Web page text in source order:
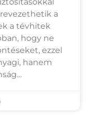
a
a tévhitek
hogy ne
ezzel
hanem